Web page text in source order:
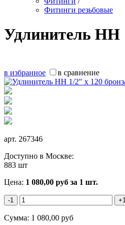
Фитинги резьбовые
Удлинитель НН
в избранное в сравнение
арт. 267346
Доступно в Москве:
883 шт
Цена: 1 080,00 руб за 1 шт.
-1 +1
Сумма: 1 080,00 руб